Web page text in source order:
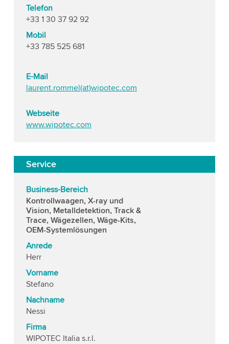
Telefon
+33 1 30 37 92 92
Mobil
+33 785 525 681
E-Mail
laurent.rommel(at)wipotec.com
Webseite
www.wipotec.com
Service
Business-Bereich
Kontrollwaagen, X-ray und
Vision, Metalldetektion, Track &
Trace, Wägezellen, Wäge-Kits,
OEM-Systemlösungen
Anrede
Herr
Vorname
Stefano
Nachname
Nessi
Firma
WIPOTEC Italia s.r.l.